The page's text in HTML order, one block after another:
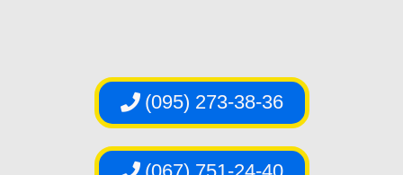
(095) 273-38-36